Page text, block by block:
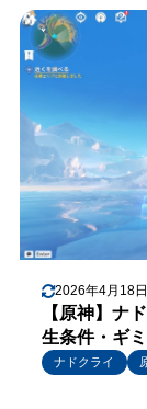
2026年4月18日
【原神】ナ
生条件・ギ
ナドクライ